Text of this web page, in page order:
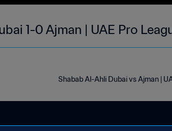
1-0 Ajman | UAE Pro
Shabab Al-Ahli Dubai vs Ajman |